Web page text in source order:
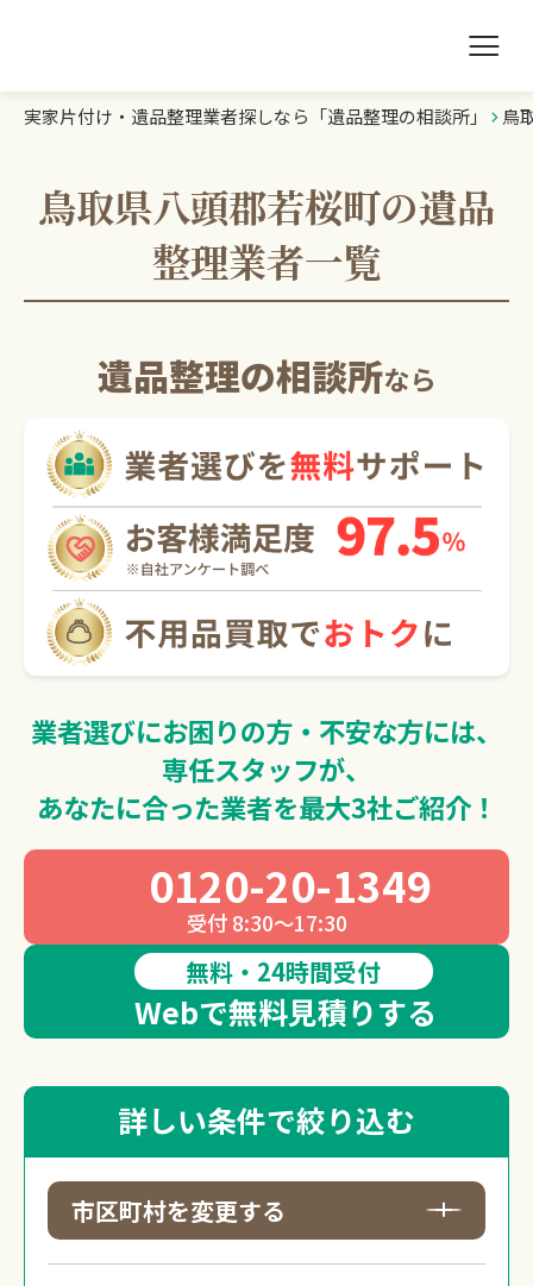
0120-20-1349
無料・24時間受付
Webで無料見積りする
遺品整理の相談所TOP
業者を探す
ランキング
お急ぎの方はこちら
実家片付け・遺品整理業者探しなら「遺品整理の相談所」 鳥
鳥取県八頭郡若桜町の遺品
整理業者一覧
遺品整理の相談所なら
業者選びにお困りの方・不安な方には、
専任スタッフが、
あなたに合った業者を最大3社ご紹介！
0120-20-1349
受付 8:30～17:30
無料・24時間受付
Webで無料見積りする
詳しい条件で絞り込む
市区町村を変更する